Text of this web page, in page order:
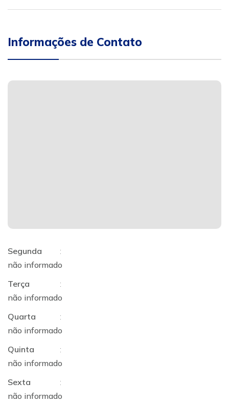
Informações de Contato
Segunda
:
não informado
Terça
:
não informado
Quarta
:
não informado
Quinta
:
não informado
Sexta
:
não informado